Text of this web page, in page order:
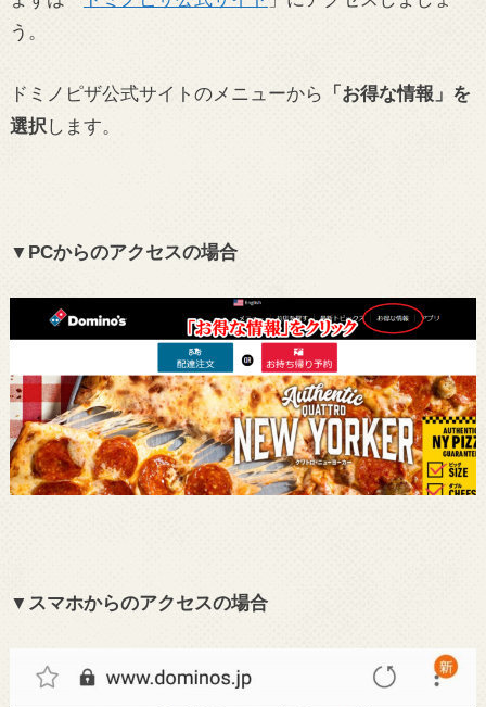
う。
ドミノピザ公式サイトのメニューから 「お得な情報」を
選択します。
▼PCからのアクセスの場合
▼スマホからのアクセスの場合